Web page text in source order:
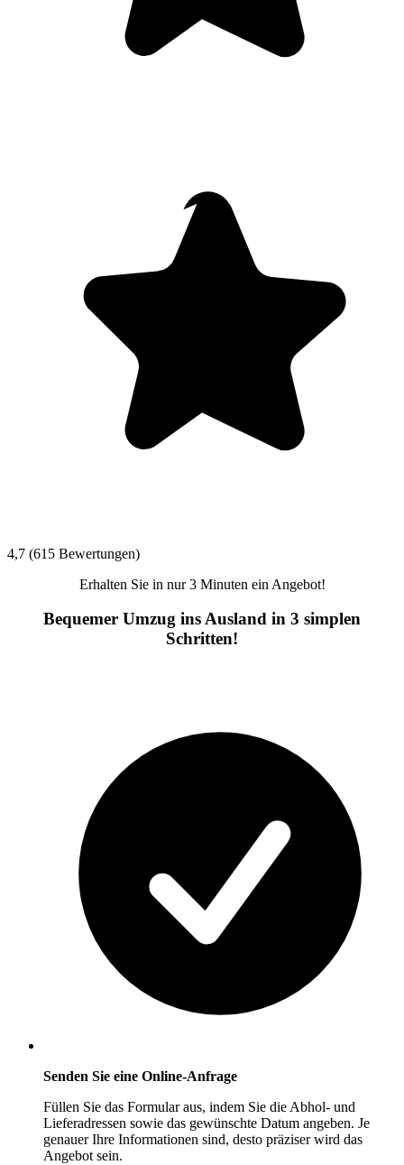
4,7 (615 Bewertungen)
Erhalten Sie in nur 3 Minuten ein Angebot!
Bequemer Umzug ins Ausland in 3 simplen
Schritten!
Senden Sie eine Online-Anfrage
Füllen Sie das Formular aus, indem Sie die Abhol- und
Lieferadressen sowie das gewünschte Datum angeben. Je
genauer Ihre Informationen sind, desto präziser wird das
Angebot sein.